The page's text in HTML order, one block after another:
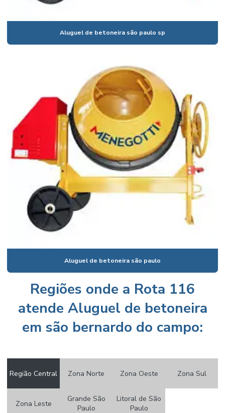
Aluguel de mangotes
Aluguel de martelete rompedor
Aluguel de pistola finca pinos
Aluguel de placa vibratória
Aluguel de policorte
Aluguel de régua vibratória
Aluguel régua vibratória niveladora para concreto
Aluguel sapo compactador de solo preço
Aluguel de serra policorte
Andaime aluguel zona norte
Betoneira locação preço
Compactador de solo aluguel preço
Compressor para pintura aluguel
Furadeira de impacto aluguel
Lavadora de alta pressão para alugar
Locação de acabadora de superfície
Locação de acabadora de superfície em sp
Locação de alisadora de piso
Aluguel de betoneira são paulo sp
Aluguel de betoneira são paulo
Regiões onde a Rota 116
atende Aluguel de betoneira
em são bernardo do campo:
Região Central Zona Norte Zona Oeste Zona Sul
Zona Leste
Grande São
Paulo
Litoral de São
Paulo